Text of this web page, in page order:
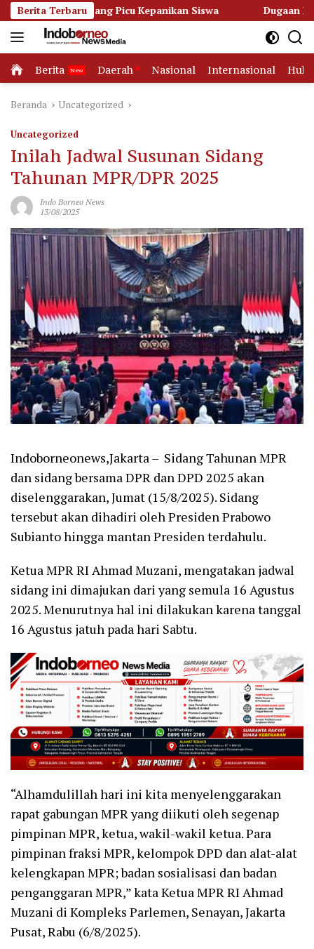
Langsung
ke
konten
Berita Terbaru
Picu Kepanikan Siswa Dugaan Korupsi Dana
Home
Berita Daerah Nasional Internasional
Beranda Uncategorized
Uncategorized
Inilah Jadwal Susunan Sidang
Tahunan MPR/DPR 2025
Indo Borneo News
13/08/2025
Indoborneonews,Jakarta – Sidang Tahunan MPR
dan sidang bersama DPR dan DPD 2025 akan
diselenggarakan, Jumat (15/8/2025). Sidang
tersebut akan dihadiri oleh Presiden Prabowo
Subianto hingga mantan Presiden terdahulu.
Ketua MPR RI Ahmad Muzani, mengatakan jadwal
sidang ini dimajukan dari yang semula 16 Agustus
2025. Menurutnya hal ini dilakukan karena tanggal
16 Agustus jatuh pada hari Sabtu.
“Alhamdulillah hari ini kita menyelenggarakan
rapat gabungan MPR yang diikuti oleh segenap
pimpinan MPR, ketua, wakil-wakil ketua. Para
pimpinan fraksi MPR, kelompok DPD dan alat-alat
kelengkapan MPR; badan sosialisasi dan badan
penganggaran MPR,” kata Ketua MPR RI Ahmad
Muzani di Kompleks Parlemen, Senayan, Jakarta
Pusat, Rabu (6/8/2025).